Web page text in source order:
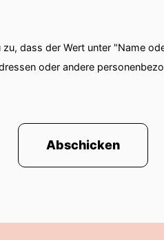
dass der Wert unter "Name
oder andere
Abschicken